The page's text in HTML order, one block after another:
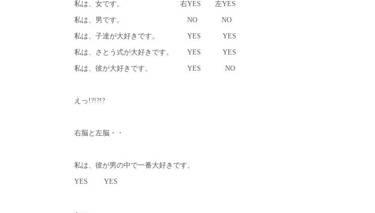
私は、女です。 右YES 左YES
私は、男です。 NO NO
私は、子達が大好きです。 YES YES
私は、さとう式が大好きです。 YES YES
私は、彼が大好きです。 YES NO
えっ!?!?!?
右脳と左脳・・
私は、彼が男の中で一番大好きです。
YES YES